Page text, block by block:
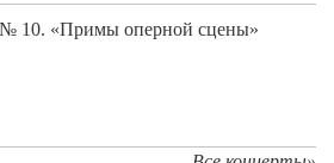
10. «Примы оперной сцены»